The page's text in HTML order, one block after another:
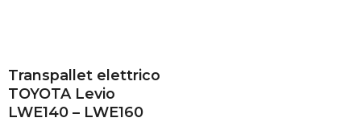
Transpallet elettrico
TOYOTA Levio
LWE140 – LWE160